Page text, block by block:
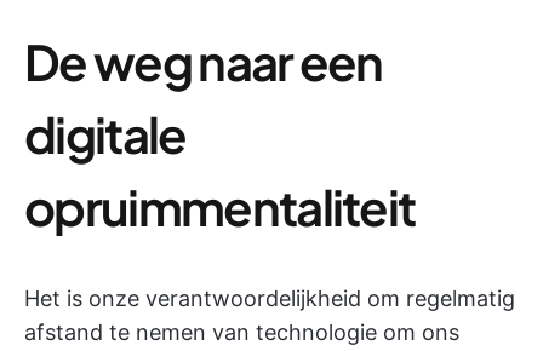
De weg naar een
digitale
opruimmentaliteit
Het is onze verantwoordelijkheid om regelmatig
afstand te nemen van technologie om ons